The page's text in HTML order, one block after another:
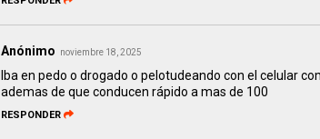
Anónimo noviembre 18, 2025
Iba en pedo o drogado o pelotudeando con el celular
ademas de que conducen rápido a mas de 100
RESPONDER